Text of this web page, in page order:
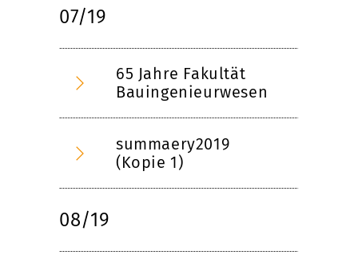
07/19
65 Jahre Fakultät
Bauingenieurwesen
summaery2019
(Kopie 1)
08/19